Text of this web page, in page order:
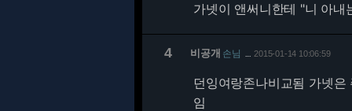
가넷이 앤써니한테 "니 아
4 비공개 손님 2015-01-14 10:06:59
던잉여랑존나비교됨 가넷
임